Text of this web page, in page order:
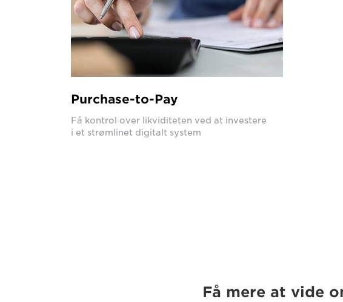
Purchase-to-Pay
Få kontrol over likviditeten ved at investere
i et strømlinet digitalt system
Få mere at vide